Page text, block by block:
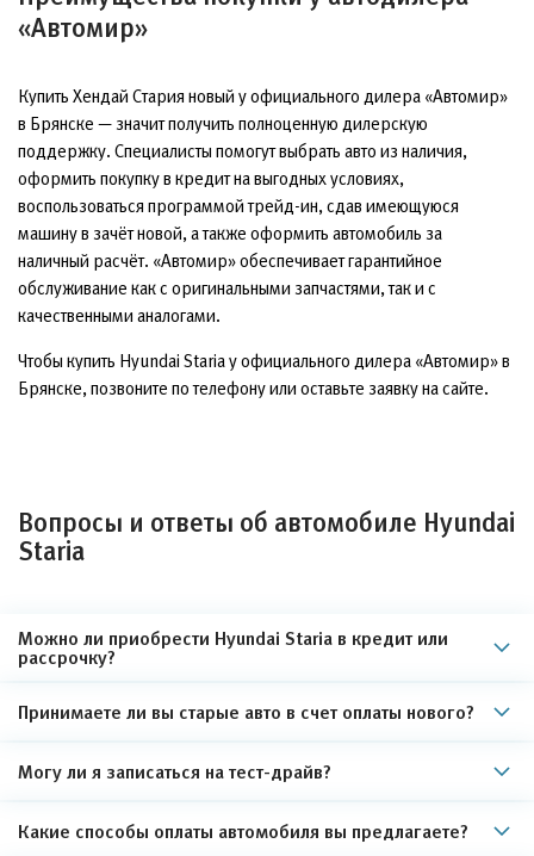
«Автомир»
Купить Хендай Стария новый у официального дилера «Автомир»
в Брянске — значит получить полноценную дилерскую
поддержку. Специалисты помогут выбрать авто из наличия,
оформить покупку в кредит на выгодных условиях,
воспользоваться программой трейд-ин, сдав имеющуюся
машину в зачёт новой, а также оформить автомобиль за
наличный расчёт. «Автомир» обеспечивает гарантийное
обслуживание как с оригинальными запчастями, так и с
качественными аналогами.
Чтобы купить Hyundai Staria у официального дилера «Автомир» в
Брянске, позвоните по телефону или оставьте заявку на сайте.
Вопросы и ответы об автомобиле Hyundai
Staria
Можно ли приобрести Hyundai Staria в кредит или
рассрочку?
Принимаете ли вы старые авто в счет оплаты нового?
Могу ли я записаться на тест-драйв?
Какие способы оплаты автомобиля вы предлагаете?